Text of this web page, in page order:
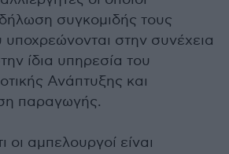
συγκομιδής τους
στην συνέχεια
ίδια υπηρεσία του
Ανάπτυξης και
παραγωγής.
οι αμπελουργοί είναι